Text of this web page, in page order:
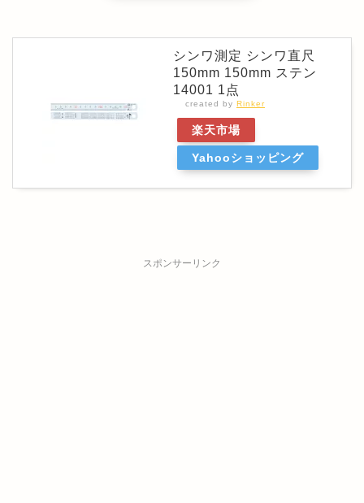
シンワ測定 シンワ直尺
150mm 150mm ステン
14001 1点
created by Rinker
楽天市場
Yahooショッピング
スポンサーリンク